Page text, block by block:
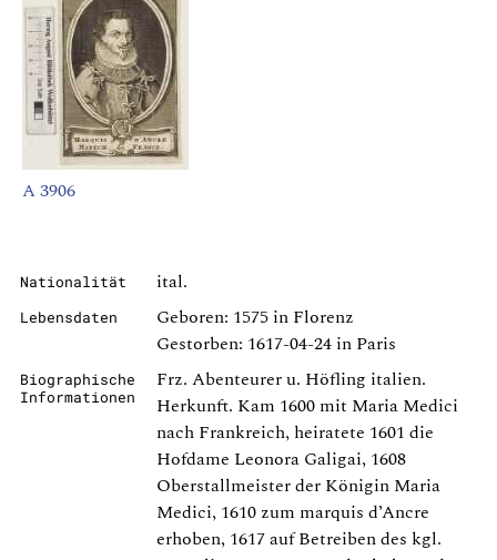
A 3906
Nationalität ital.
Lebensdaten
Geboren: 1575 in Florenz
Gestorben: 1617-04-24 in Paris
Biographische
Informationen
Frz. Abenteurer u. Höfling italien.
Herkunft. Kam 1600 mit Maria Medici
nach Frankreich, heiratete 1601 die
Hofdame Leonora Galigai, 1608
Oberstallmeister der Königin Maria
Medici, 1610 zum marquis d’Ancre
erhoben, 1617 auf Betreiben des kgl.